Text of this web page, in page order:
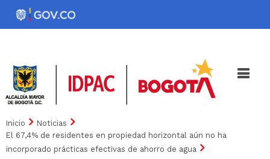
Pasar
Noticias Iniciativas
Inicio
Noticias
El 67,4% de residentes en propiedad horizontal aún no ha
incorporado prácticas efectivas de ahorro de agua